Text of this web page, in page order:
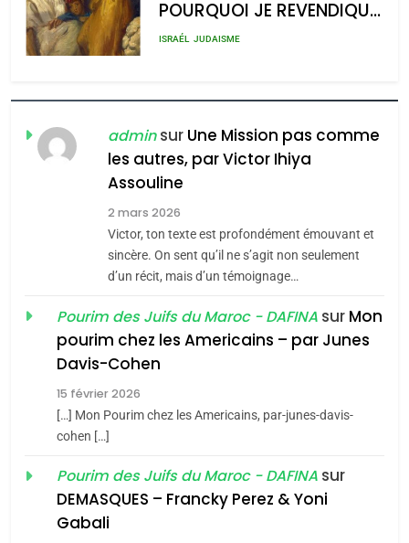
admin 0
POURQUOI JE REVENDIQUE
MA JUDAÏTE par Thérèse
ISRAÉL JUDAISME
CE QUI NOUS MANQUE –
Jacques Hadida
JUDAISME
Maroc : Les amandes de
Tafraout, le miel de Tadla
Azilal consacrés produits
du terroir
DAFINA MAROC
Oeil ravageur – Vanessa
De Loya Stauber
«Tu dis génocide, je dis
guerre»: La nouvelle
adminsur Une Mission pas comme
les autres, par Victor Ihiya
Assouline
2 mars 2026
Victor, ton texte est profondément émouvant et
sincère. On sent qu’il ne s’agit non seulement
d’un récit, mais d’un témoignage…
Pourim des Juifs du Maroc - DAFINA sur Mon
pourim chez les Americains – par Junes
Davis-Cohen
15 février 2026
[…] Mon Pourim chez les Americains, par-junes-davis-
cohen […]
Pourim des Juifs du Maroc - DAFINA sur
DEMASQUES – Francky Perez & Yoni
Gabali
2025, l’année la plus
d’ADL contre
l’antisémitisme
FRANCE ISRAÉL